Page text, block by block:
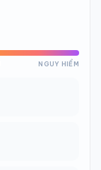
NGUY HIỂM